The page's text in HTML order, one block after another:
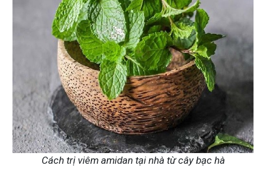
Cách trị viêm amidan tại nhà từ cây bạc hà